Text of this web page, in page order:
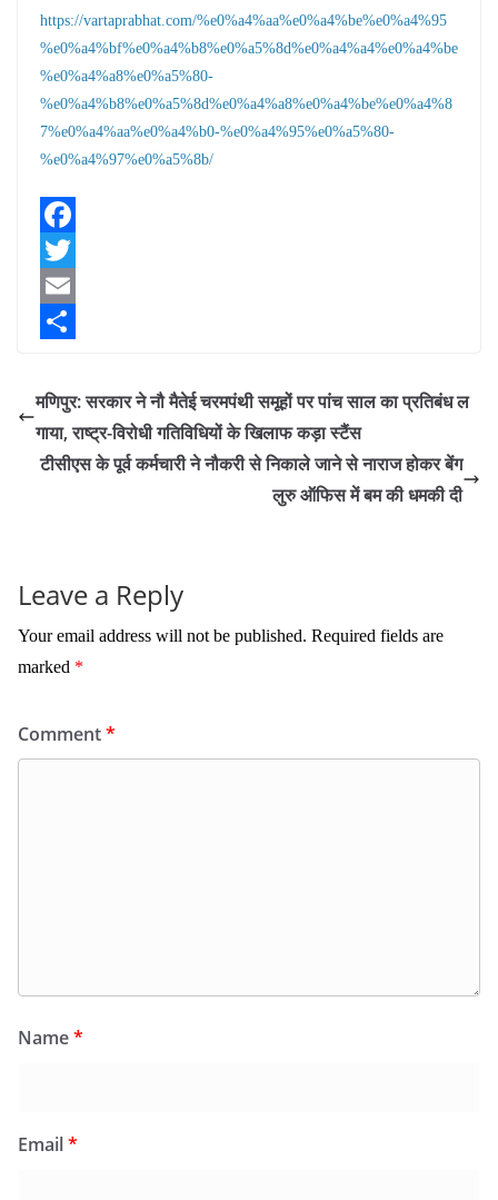
https://vartaprabhat.com/%e0%a4%aa%e0%a4%be%e0%a4%95
%e0%a4%bf%e0%a4%b8%e0%a5%8d%e0%a4%a4%e0%a4%be
%e0%a4%a8%e0%a5%80-
%e0%a4%b8%e0%a5%8d%e0%a4%a8%e0%a4%be%e0%a4%8
7%e0%a4%aa%e0%a4%b0-%e0%a4%95%e0%a5%80-
%e0%a4%97%e0%a5%8b/
F
a
c
b
o
o
T
w
t
t
e
E
a
i
l
h
a
r
मणिपुर: सरकार ने नौ मैतेई चरमपंथी समूहों पर पांच साल का प्रतिबंध ल
गाया, राष्ट्र-विरोधी गतिविधियों के खिलाफ कड़ा स्टैंस
टीसीएस के पूर्व कर्मचारी ने नौकरी से निकाले जाने से नाराज होकर बेंग
लुरु ऑफिस में बम की धमकी दी
Leave a Reply
Your email address will not be published. Required fields are
marked *
Comment*
Name*
Email*